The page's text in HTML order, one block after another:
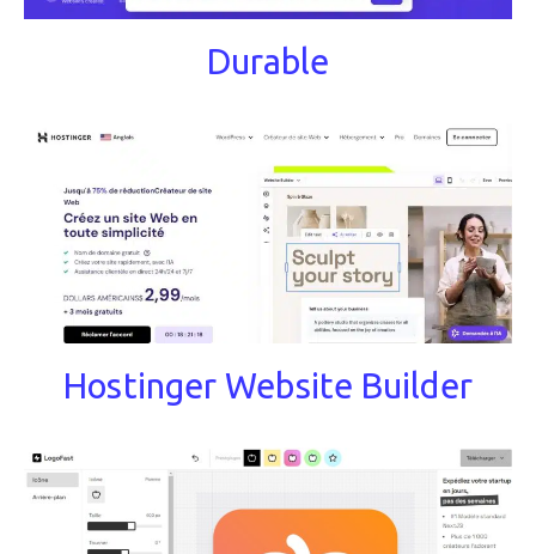
Durable
Hostinger Website Builder